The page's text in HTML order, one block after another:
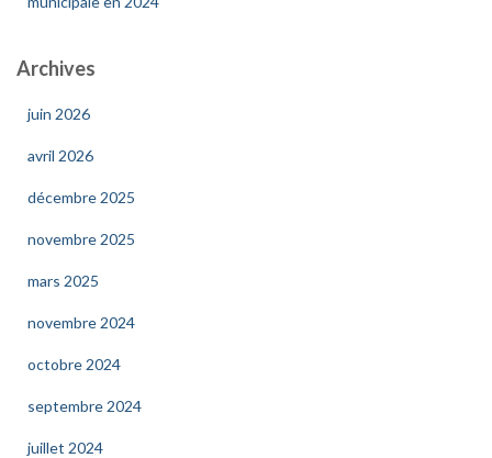
Archives
juin 2026
avril 2026
décembre 2025
novembre 2025
mars 2025
novembre 2024
octobre 2024
septembre 2024
juillet 2024